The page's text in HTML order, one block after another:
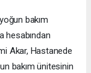
bakım
hesabından
Akar, Hastanede
bakım ünitesinin